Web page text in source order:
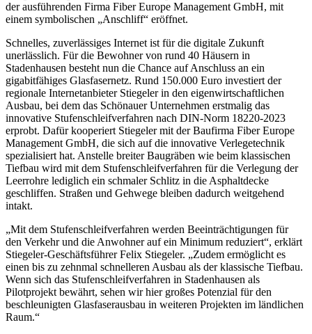
der ausführenden Firma Fiber Europe Management GmbH, mit
einem symbolischen „Anschliff“ eröffnet.
Schnelles, zuverlässiges Internet ist für die digitale Zukunft
unerlässlich. Für die Bewohner von rund 40 Häusern in
Stadenhausen besteht nun die Chance auf Anschluss an ein
gigabitfähiges Glasfasernetz. Rund 150.000 Euro investiert der
regionale Internetanbieter Stiegeler in den eigenwirtschaftlichen
Ausbau, bei dem das Schönauer Unternehmen erstmalig das
innovative Stufenschleifverfahren nach DIN-Norm 18220-2023
erprobt. Dafür kooperiert Stiegeler mit der Baufirma Fiber Europe
Management GmbH, die sich auf die innovative Verlegetechnik
spezialisiert hat. Anstelle breiter Baugräben wie beim klassischen
Tiefbau wird mit dem Stufenschleifverfahren für die Verlegung der
Leerrohre lediglich ein schmaler Schlitz in die Asphaltdecke
geschliffen. Straßen und Gehwege bleiben dadurch weitgehend
intakt.
„Mit dem Stufenschleifverfahren werden Beeinträchtigungen für
den Verkehr und die Anwohner auf ein Minimum reduziert“, erklärt
Stiegeler-Geschäftsführer Felix Stiegeler. „Zudem ermöglicht es
einen bis zu zehnmal schnelleren Ausbau als der klassische Tiefbau.
Wenn sich das Stufenschleifverfahren in Stadenhausen als
Pilotprojekt bewährt, sehen wir hier großes Potenzial für den
beschleunigten Glasfaserausbau in weiteren Projekten im ländlichen
Raum.“